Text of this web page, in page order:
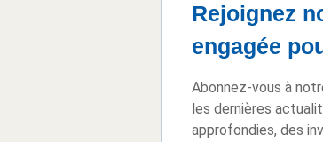
Rejoignez
engagée
Abonnez-vous à
les dernières
approfondies, des